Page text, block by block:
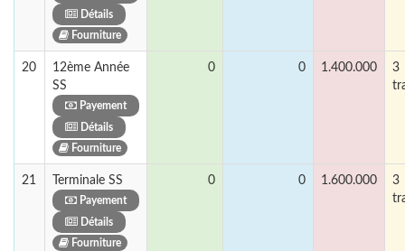
Détails
Fourniture
20
12ème Année
SS
Payement
Détails
Fourniture
0 0 1.400.000
3
21 Terminale SS
Payement
Détails
Fourniture
0 0 1.600.000
3